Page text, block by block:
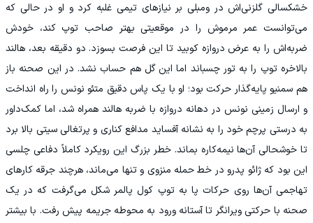
خشکسالی گلزنی‌اش در ومبلی بر نیازهای تیمی غلبه کرد و او در حالی که
می‌توانست عمر مرموش را در موقعیتی بهتر صاحب توپ کند، خودش
ضربه‌اش را به عرض دروازه کوبید تا این فرصت بسوزد. دو دقیقه بعد، هالند
بالاخره توپ را به تور چسباند اما این گل هم حساب نشد. در این صحنه باز
هم سمنیو پایه‌گذار حرکت بود؛ او با یک پاس دقیق متئو نونس را راه انداخت
و ارسال زمینی نونس در دهانه دروازه با ضربه هالند همراه شد، اما کمک‌داور
به درستی پرچم خود را به نشانه‌ آفساید مدافع کناری و پرتغالی سیتی بالا برد
تا خوشحالی آن‌ها نیمه‌کاره بماند. خطر بزرگ این رویکرد کاملاً دفاعی چلسی
این بود که ژائو پدرو در خط حمله منزوی و تنها می‌ماند، هرچند جرقه کارهای
تهاجمی آن‌ها روی حرکات پا به توپ کول پالمر شکل می‌گرفت که در یک
صحنه با حرکتی ویرانگر تا آستانه ورود به محوطه جریمه پیش رفت. با بیشتر